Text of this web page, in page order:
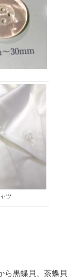
ツ
ら黒蝶貝、茶蝶貝